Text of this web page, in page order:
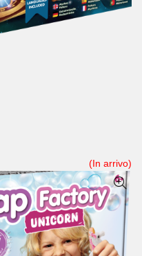
(In arrivo)